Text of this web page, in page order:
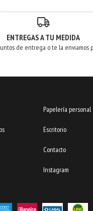
ENTREGAS A TU MEDIDA
de entrega o te la enviamos
Papelería personal
Escritorio
Contacto
Instagram